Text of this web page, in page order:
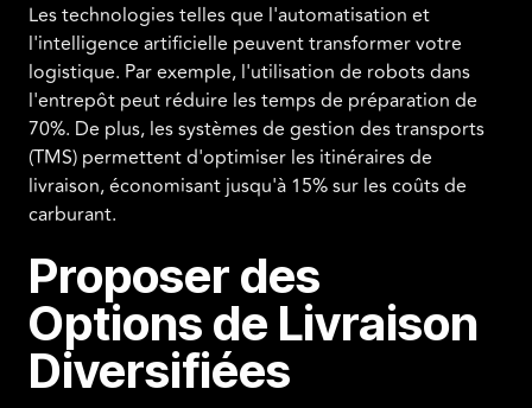
Les technologies telles que l'automatisation et
l'intelligence artificielle peuvent transformer votre
logistique. Par exemple, l'utilisation de robots dans
l'entrepôt peut réduire les temps de préparation de
70%. De plus, les systèmes de gestion des transports
(TMS) permettent d'optimiser les itinéraires de
livraison, économisant jusqu'à 15% sur les coûts de
carburant.
Proposer des
Options de Livraison
Diversifiées